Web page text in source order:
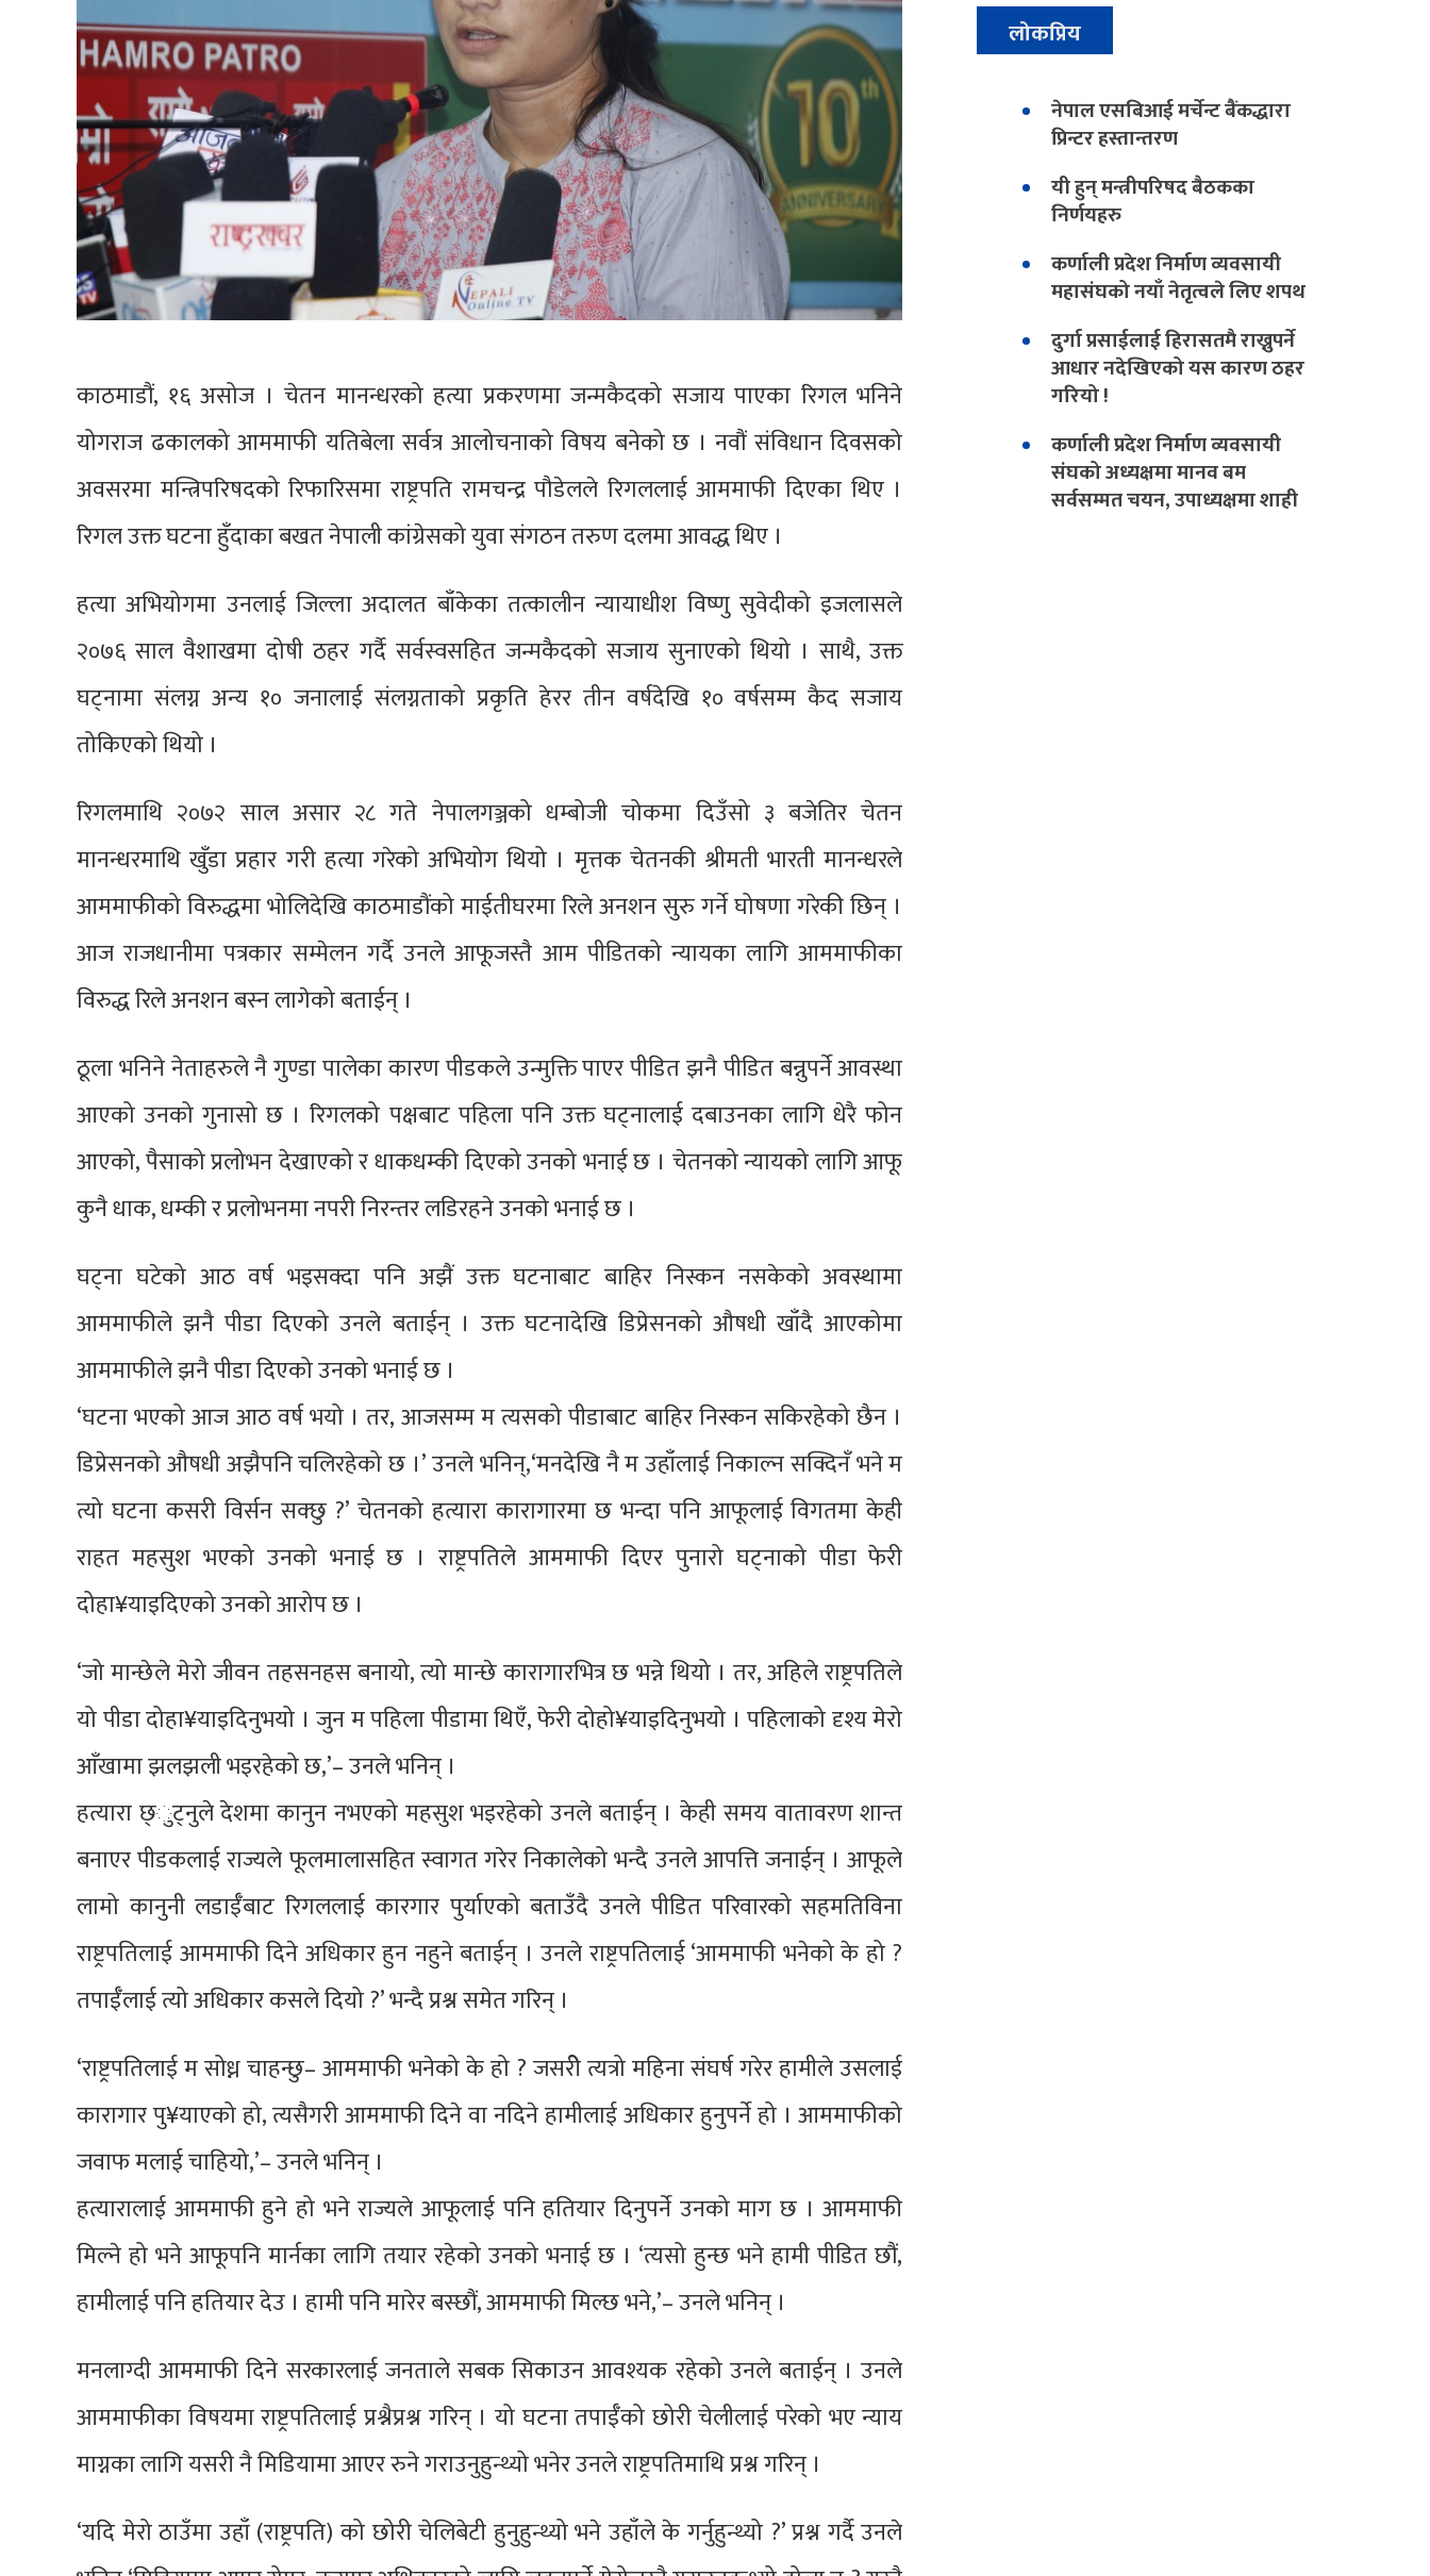
काठमाडौं, १६ असोज । चेतन मानन्धरको हत्या प्रकरणमा जन्मकैदको सजाय पाएका रिगल भनिने
योगराज ढकालको आममाफी यतिबेला सर्वत्र आलोचनाको विषय बनेको छ । नवौं संविधान दिवसको
अवसरमा मन्त्रिपरिषदको रिफारिसमा राष्ट्रपति रामचन्द्र पौडेलले रिगललाई आममाफी दिएका थिए ।
रिगल उक्त घटना हुँदाका बखत नेपाली कांग्रेसको युवा संगठन तरुण दलमा आवद्ध थिए ।
हत्या अभियोगमा उनलाई जिल्ला अदालत बाँकेका तत्कालीन न्यायाधीश विष्णु सुवेदीको इजलासले
२०७६ साल वैशाखमा दोषी ठहर गर्दै सर्वस्वसहित जन्मकैदको सजाय सुनाएको थियो । साथै, उक्त
घट्नामा संलग्न अन्य १० जनालाई संलग्नताको प्रकृति हेरर तीन वर्षदेखि १० वर्षसम्म कैद सजाय
तोकिएको थियो ।
रिगलमाथि २०७२ साल असार २८ गते नेपालगञ्जको धम्बोजी चोकमा दिउँसो ३ बजेतिर चेतन
मानन्धरमाथि खुँडा प्रहार गरी हत्या गरेको अभियोग थियो । मृत्तक चेतनकी श्रीमती भारती मानन्धरले
आममाफीको विरुद्धमा भोलिदेखि काठमाडौंको माईतीघरमा रिले अनशन सुरु गर्ने घोषणा गरेकी छिन् ।
आज राजधानीमा पत्रकार सम्मेलन गर्दै उनले आफूजस्तै आम पीडितको न्यायका लागि आममाफीका
विरुद्ध रिले अनशन बस्न लागेको बताईन् ।
ठूला भनिने नेताहरुले नै गुण्डा पालेका कारण पीडकले उन्मुक्ति पाएर पीडित झनै पीडित बन्नुपर्ने आवस्था
आएको उनको गुनासो छ । रिगलको पक्षबाट पहिला पनि उक्त घट्नालाई दबाउनका लागि धेरै फोन
आएको, पैसाको प्रलोभन देखाएको र धाकधम्की दिएको उनको भनाई छ । चेतनको न्यायको लागि आफू
कुनै धाक, धम्की र प्रलोभनमा नपरी निरन्तर लडिरहने उनको भनाई छ ।
घट्ना घटेको आठ वर्ष भइसक्दा पनि अझैं उक्त घटनाबाट बाहिर निस्कन नसकेको अवस्थामा
आममाफीले झनै पीडा दिएको उनले बताईन् । उक्त घटनादेखि डिप्रेसनको औषधी खाँदै आएकोमा
आममाफीले झनै पीडा दिएको उनको भनाई छ ।
‘घटना भएको आज आठ वर्ष भयो । तर, आजसम्म म त्यसको पीडाबाट बाहिर निस्कन सकिरहेको छैन ।
डिप्रेसनको औषधी अझैपनि चलिरहेको छ ।’ उनले भनिन्,‘मनदेखि नै म उहाँलाई निकाल्न सक्दिनँ भने म
त्यो घटना कसरी विर्सन सक्छु ?’ चेतनको हत्यारा कारागारमा छ भन्दा पनि आफूलाई विगतमा केही
राहत महसुश भएको उनको भनाई छ । राष्ट्रपतिले आममाफी दिएर पुनारो घट्नाको पीडा फेरी
दोहा¥याइदिएको उनको आरोप छ ।
‘जो मान्छेले मेरो जीवन तहसनहस बनायो, त्यो मान्छे कारागारभित्र छ भन्ने थियो । तर, अहिले राष्ट्रपतिले
यो पीडा दोहा¥याइदिनुभयो । जुन म पहिला पीडामा थिएँ, फेरी दोहो¥याइदिनुभयो । पहिलाको दृश्य मेरो
आँखामा झलझली भइरहेको छ,’– उनले भनिन् ।
हत्यारा छ्ुट्नुले देशमा कानुन नभएको महसुश भइरहेको उनले बताईन् । केही समय वातावरण शान्त
बनाएर पीडकलाई राज्यले फूलमालासहित स्वागत गरेर निकालेको भन्दै उनले आपत्ति जनाईन् । आफूले
लामो कानुनी लडाईँबाट रिगललाई कारगार पुर्याएको बताउँदै उनले पीडित परिवारको सहमतिविना
राष्ट्रपतिलाई आममाफी दिने अधिकार हुन नहुने बताईन् । उनले राष्ट्रपतिलाई ‘आममाफी भनेको के हो ?
तपाईँलाई त्यो अधिकार कसले दियो ?’ भन्दै प्रश्न समेत गरिन् ।
‘राष्ट्रपतिलाई म सोध्न चाहन्छु– आममाफी भनेको के हो ? जसरीे त्यत्रो महिना संघर्ष गरेर हामीले उसलाई
कारागार पु¥याएको हो, त्यसैगरी आममाफी दिने वा नदिने हामीलाई अधिकार हुनुपर्ने हो । आममाफीको
जवाफ मलाई चाहियो,’– उनले भनिन् ।
हत्यारालाई आममाफी हुने हो भने राज्यले आफूलाई पनि हतियार दिनुपर्ने उनको माग छ । आममाफी
मिल्ने हो भने आफूपनि मार्नका लागि तयार रहेको उनको भनाई छ । ‘त्यसो हुन्छ भने हामी पीडित छौं,
हामीलाई पनि हतियार देउ । हामी पनि मारेर बस्छौं, आममाफी मिल्छ भने,’– उनले भनिन् ।
मनलाग्दी आममाफी दिने सरकारलाई जनताले सबक सिकाउन आवश्यक रहेको उनले बताईन् । उनले
आममाफीका विषयमा राष्ट्रपतिलाई प्रश्नैप्रश्न गरिन् । यो घटना तपाईँको छोरी चेलीलाई परेको भए न्याय
माग्नका लागि यसरी नै मिडियामा आएर रुने गराउनुहुन्थ्यो भनेर उनले राष्ट्रपतिमाथि प्रश्न गरिन् ।
‘यदि मेरो ठाउँमा उहाँ (राष्ट्रपति) को छोरी चेलिबेटी हुनुहुन्थ्यो भने उहाँले के गर्नुहुन्थ्यो ?’ प्रश्न गर्दै उनले
लोकप्रिय
नेपाल एसबिआई मर्चेन्ट बैंकद्धारा
प्रिन्टर हस्तान्तरण
यी हुन् मन्त्रीपरिषद बैठकका
निर्णयहरु
कर्णाली प्रदेश निर्माण व्यवसायी
महासंघको नयाँ नेतृत्वले लिए शपथ
दुर्गा प्रसाईलाई हिरासतमै राख्नुपर्ने
आधार नदेखिएको यस कारण ठहर
गरियो !
कर्णाली प्रदेश निर्माण व्यवसायी
संघको अध्यक्षमा मानव बम
सर्वसम्मत चयन, उपाध्यक्षमा शाही